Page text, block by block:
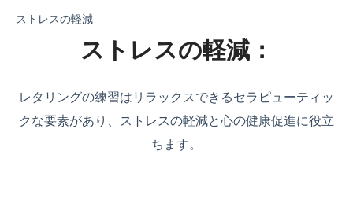
ストレスの軽減
ストレスの軽減：
レタリングの練習はリラックスできるセラピューティッ
クな要素があり、ストレスの軽減と心の健康促進に役立
ちます。